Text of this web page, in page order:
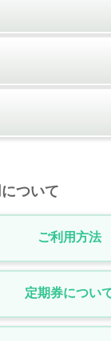
ついて
ご利用方法
定期券につい